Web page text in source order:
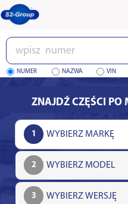
Wpisz
numer
NUMER NAZWA VIN
ZNAJDŹ CZĘŚCI PO
1
2
3